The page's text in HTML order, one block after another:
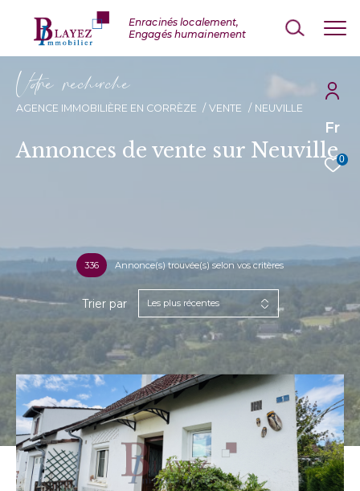
Fr
0
Vore recece
AGENCE IMMOBILIÈRE EN CORRÈZE VENTE NEUVILLE
Annonces de vente sur Neuville
336 Annonce(s) trouvée(s) selon vos critères
Trier par Les plus récentes